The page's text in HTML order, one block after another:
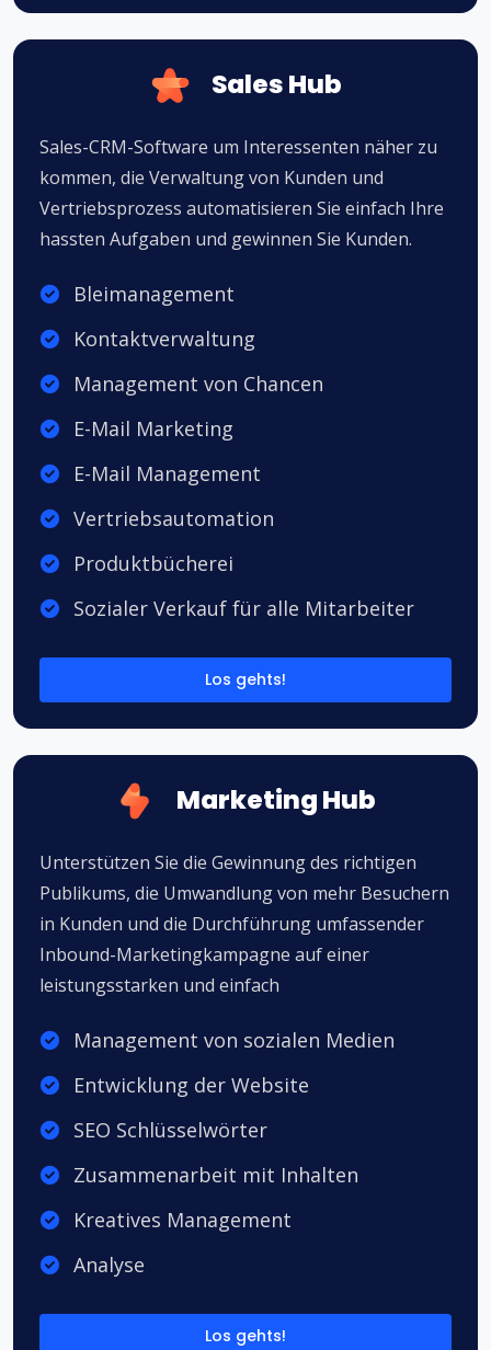
Sales Hub
Sales-CRM-Software um Interessenten näher zu
kommen, die Verwaltung von Kunden und
Vertriebsprozess automatisieren Sie einfach Ihre
hassten Aufgaben und gewinnen Sie Kunden.
Bleimanagement
Kontaktverwaltung
Management von Chancen
E-Mail Marketing
E-Mail Management
Vertriebsautomation
Produktbücherei
Sozialer Verkauf für alle Mitarbeiter
Los gehts!
Marketing Hub
Unterstützen Sie die Gewinnung des richtigen
Publikums, die Umwandlung von mehr Besuchern
in Kunden und die Durchführung umfassender
Inbound-Marketingkampagne auf einer
leistungsstarken und einfach
Management von sozialen Medien
Entwicklung der Website
SEO Schlüsselwörter
Zusammenarbeit mit Inhalten
Kreatives Management
Analyse
Los gehts!